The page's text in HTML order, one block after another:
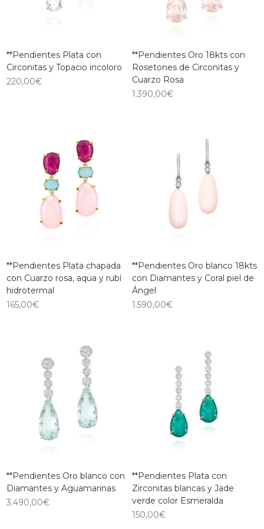
**Pendientes Plata con
Circonitas y Topacio incoloro
220,00€
**Pendientes Oro 18kts con
Rosetones de Circonitas y
Cuarzo Rosa
1.390,00€
**Pendientes Plata chapada
con Cuarzo rosa, aqua y rubí
hidrotermal
165,00€
**Pendientes Oro blanco 18kts
con Diamantes y Coral piel de
Ángel
1.590,00€
**Pendientes Oro blanco con
Diamantes y Aguamarinas
3.490,00€
**Pendientes Plata con
Zirconitas blancas y Jade
verde color Esmeralda
150,00€